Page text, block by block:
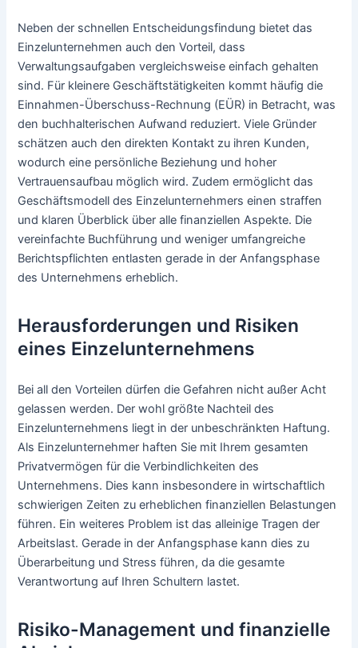
Neben der schnellen Entscheidungsfindung bietet das
Einzelunternehmen auch den Vorteil, dass
Verwaltungsaufgaben vergleichsweise einfach gehalten
sind. Für kleinere Geschäftstätigkeiten kommt häufig die
Einnahmen-Überschuss-Rechnung (EÜR) in Betracht, was
den buchhalterischen Aufwand reduziert. Viele Gründer
schätzen auch den direkten Kontakt zu ihren Kunden,
wodurch eine persönliche Beziehung und hoher
Vertrauensaufbau möglich wird. Zudem ermöglicht das
Geschäftsmodell des Einzelunternehmers einen straffen
und klaren Überblick über alle finanziellen Aspekte. Die
vereinfachte Buchführung und weniger umfangreiche
Berichtspflichten entlasten gerade in der Anfangsphase
des Unternehmens erheblich.
Herausforderungen und Risiken
eines Einzelunternehmens
Bei all den Vorteilen dürfen die Gefahren nicht außer Acht
gelassen werden. Der wohl größte Nachteil des
Einzelunternehmens liegt in der unbeschränkten Haftung.
Als Einzelunternehmer haften Sie mit Ihrem gesamten
Privatvermögen für die Verbindlichkeiten des
Unternehmens. Dies kann insbesondere in wirtschaftlich
schwierigen Zeiten zu erheblichen finanziellen Belastungen
führen. Ein weiteres Problem ist das alleinige Tragen der
Arbeitslast. Gerade in der Anfangsphase kann dies zu
Überarbeitung und Stress führen, da die gesamte
Verantwortung auf Ihren Schultern lastet.
Risiko-Management und finanzielle